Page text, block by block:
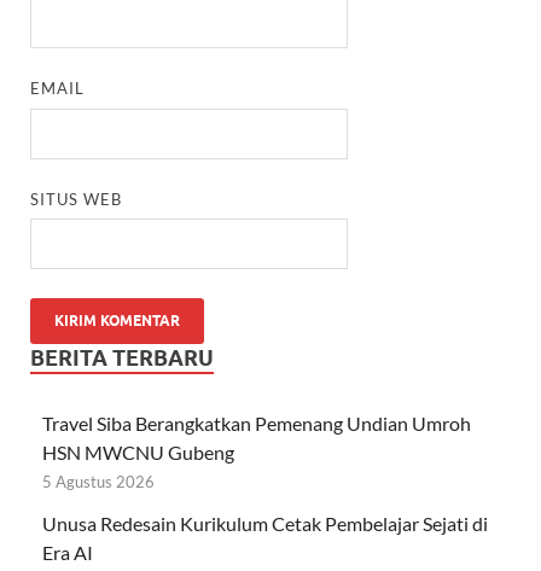
EMAIL
SITUS WEB
BERITA TERBARU
Travel Siba Berangkatkan Pemenang Undian Umroh
HSN MWCNU Gubeng
5 Agustus 2026
Unusa Redesain Kurikulum Cetak Pembelajar Sejati di
Era AI